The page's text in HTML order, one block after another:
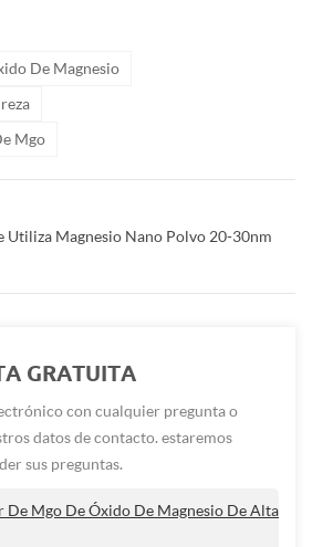
De Magnesio
Mgo
Utiliza Magnesio Nano Polvo 20-30nm
GRATUITA
con cualquier pregunta o
datos de contacto. estaremos
sus preguntas.
De Mgo De Óxido De Magnesio De Alta